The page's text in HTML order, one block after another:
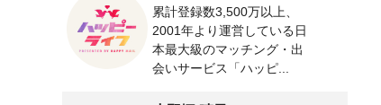
累計登録数3,500万以上、
2001年より運営している日
本最大級のマッチング・出
会いサービス「ハッピ...